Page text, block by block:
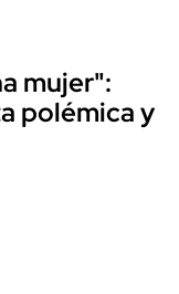
mujer":
polémica y